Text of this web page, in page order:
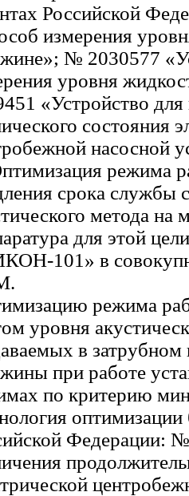
Российской
измерения
№ 2030577
уровня
«Устройство для
состояния
насосной
режима
срока службы
метода на
для этой
101» в
режима
уровня
в затрубном
при работе
по критерию
оптимизации
Федерации: